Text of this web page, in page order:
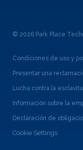
© 2026 Park Place
Condiciones de uso y
Presentar una
Lucha contra la
Información sobre la
Declaración de
Cookie Settings